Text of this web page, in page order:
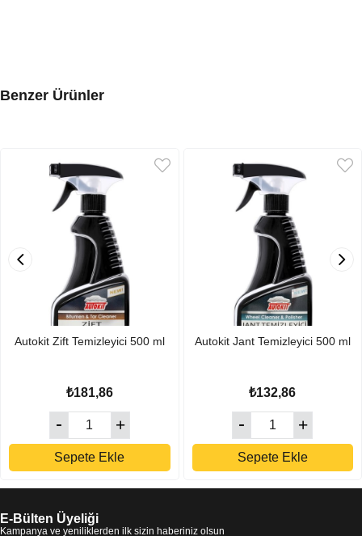
Benzer Ürünler
Autokit Zift Temizleyici 500 ml
₺181,86
Sepete Ekle
Autokit Jant Temizleyici 500 ml
₺132,86
Sepete Ekle
E-Bülten Üyeliği
Kampanya ve yeniliklerden ilk sizin haberiniz olsun